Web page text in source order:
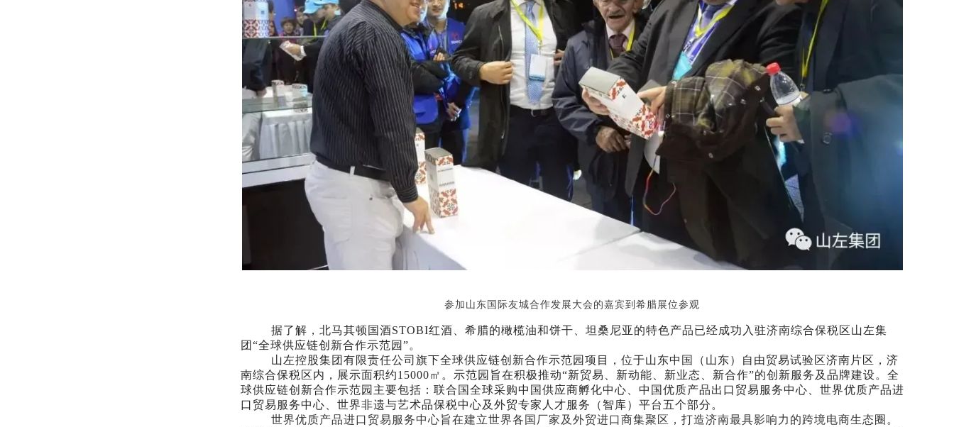
参加山东国际友城合作发展大会的嘉宾到希腊展位参观
据了解，北马其顿国酒STOBI红酒、希腊的橄榄油和饼干、坦桑尼亚的特色产品已经成功入驻济南综合保税区山左集
团“全球供应链创新合作示范园”。
山左控股集团有限责任公司旗下全球供应链创新合作示范园项目，位于山东中国（山东）自由贸易试验区济南片区，济
南综合保税区内，展示面积约15000㎡。示范园旨在积极推动“新贸易、新动能、新业态、新合作”的创新服务及品牌建设。全
球供应链创新合作示范园主要包括：联合国全球采购中国供应商孵化中心、中国优质产品出口贸易服务中心、世界优质产品进
口贸易服务中心、世界非遗与艺术品保税中心及外贸专家人才服务（智库）平台五个部分。
世界优质产品进口贸易服务中心旨在建立世界各国厂家及外贸进口商集聚区，打造济南最具影响力的跨境电商生态圈。